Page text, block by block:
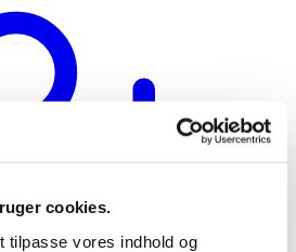
cookies.
tilpasse vores indhold og